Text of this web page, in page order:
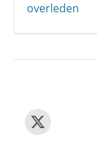
overleden